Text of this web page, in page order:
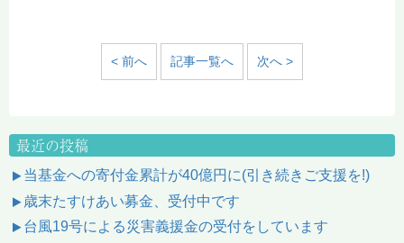
< 前へ 記事一覧へ 次へ >
最近の投稿
当基金への寄付金累計が40億円に(引き続きご支援を!)
歳末たすけあい募金、受付中です
台風19号による災害義援金の受付をしています